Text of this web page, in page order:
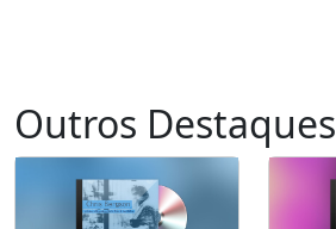
Outros Destaques